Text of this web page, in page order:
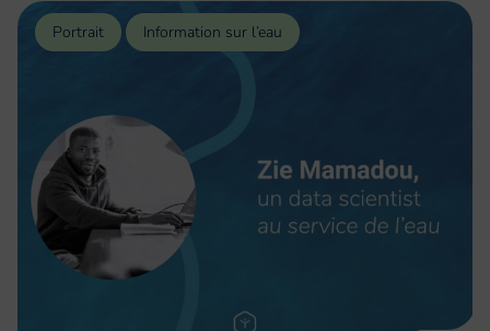
Portrait Information sur l’eau